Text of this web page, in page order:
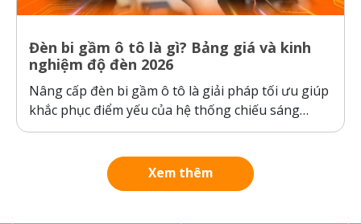
Đèn bi gầm ô tô là gì? Bảng giá và kinh
nghiệm độ đèn 2026
Nâng cấp đèn bi gầm ô tô là giải pháp tối ưu giúp
khắc phục điểm yếu của hệ thống chiếu sáng
nguyên bản của xe, đảm bảo an toàn khi di
phân tích chi tiết cấu tạo, công...
Xem thêm